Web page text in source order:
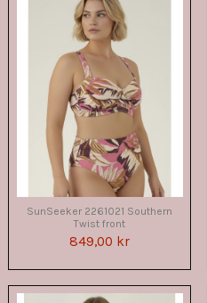
SunSeeker 2261021 Southern
Twist front
849,00 kr